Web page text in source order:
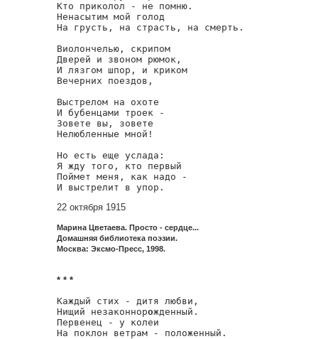
Кто приколол - не помню.
Ненасытим мой голод
На грусть, на страсть, на смерть.
Виолончелью, скрипом
Дверей и звоном рюмок,
И лязгом шпор, и криком
Вечерних поездов,
Выстрелом на охоте
И бубенцами троек -
Зовете вы, зовете
Нелюбленные мной!
Но есть еще услада:
Я жду того, кто первый
Поймет меня, как надо -
И выстрелит в упор.
22 октября 1915
Марина Цветаева. Просто - сердце...
Домашняя библиотека поэзии.
Москва: Эксмо-Пресс, 1998.
* * *
Каждый стих - дитя любви,
Нищий незаконнорожденный.
Первенец - у колеи
На поклон ветрам - положенный.